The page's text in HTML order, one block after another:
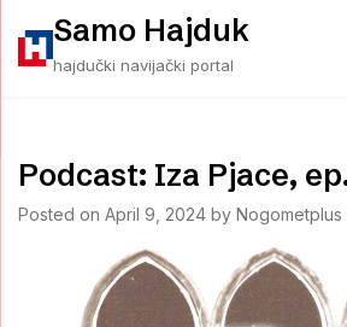
content
Samo Hajduk
hajdučki navijački portal
Podcast: Iza Pjace,
Posted on April 9, 2024 by Nogometplus